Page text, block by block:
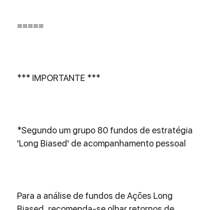
=====
*** IMPORTANTE ***
*Segundo um grupo 80 fundos de estratégia
'Long Biased' de acompanhamento pessoal
Para a análise de fundos de Ações Long